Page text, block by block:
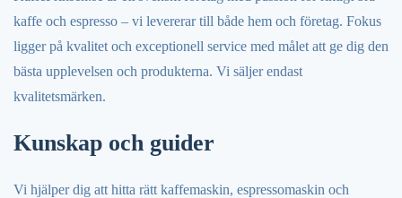
kaffe och espresso – vi levererar till både hem och företag. Fokus
ligger på kvalitet och exceptionell service med målet att ge dig den
bästa upplevelsen och produkterna. Vi säljer endast
kvalitetsmärken.
Kunskap och guider
Vi hjälper dig att hitta rätt kaffemaskin, espressomaskin och